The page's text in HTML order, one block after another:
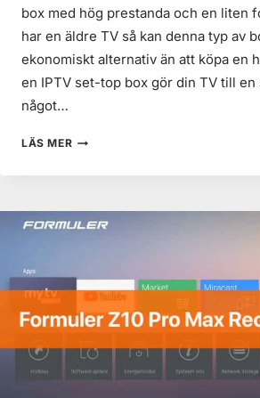
box med hög prestanda och en liten
har en äldre TV så kan denna typ av
ekonomiskt alternativ än att köpa en
en IPTV set-top box gör din TV till en
något…
LÄS MERDREAMTV
ULTRA
IPTV
RECENSION